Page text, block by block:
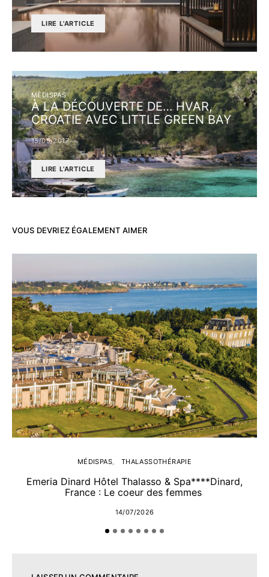
LIRE L'ARTICLE
MÉDISPAS
À LA DÉCOUVERTE DE… HVAR,
CROATIE AVEC LITTLE GREEN BAY
15/05/2017
LIRE L'ARTICLE
VOUS DEVRIEZ ÉGALEMENT AIMER
MÉDISPAS THALASSOTHÉRAPIE
Emeria Dinard Hôtel Thalasso & Spa****Dinard,
France : Le coeur des femmes
14/07/2026